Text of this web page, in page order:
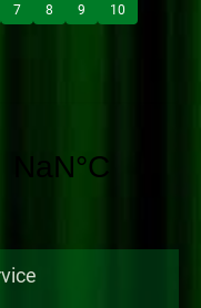
7 8 9 10